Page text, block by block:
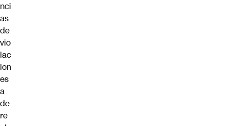
nci
as
de
vio
lac
ion
es
a
de
re